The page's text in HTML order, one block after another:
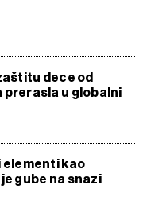
dece od
u globalni
kao
gube na snazi